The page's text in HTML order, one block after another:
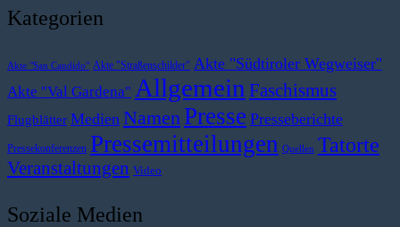
Kategorien
Akte "San Candido" Akte "Straßenschilder" Akte "Südtiroler Wegweiser"
Akte "Val Gardena" Allgemein Faschismus
Flugblätter Medien Namen Presse Presseberichte
Pressekonferenzen Pressemitteilungen Quellen Tatorte
Veranstaltungen Video
Soziale Medien